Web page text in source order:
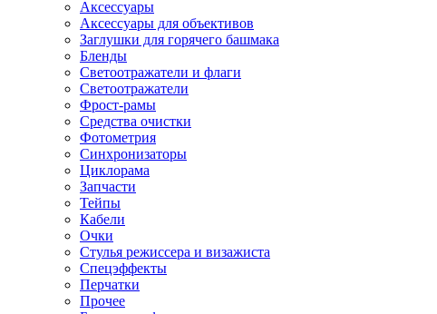
Аксессуары
Аксессуары для объективов
Заглушки для горячего башмака
Бленды
Светоотражатели и флаги
Светоотражатели
Фрост-рамы
Средства очистки
Фотометрия
Синхронизаторы
Циклорама
Запчасти
Тейпы
Кабели
Очки
Стулья режиссера и визажиста
Спецэффекты
Перчатки
Прочее